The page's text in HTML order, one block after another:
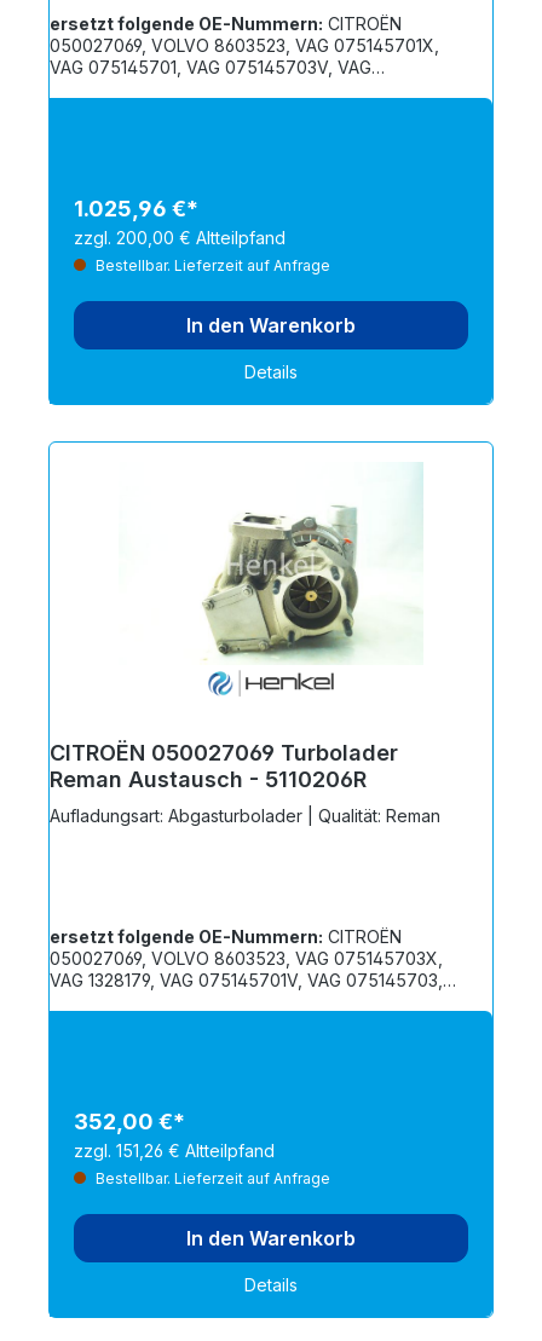
ersetzt folgende OE-Nummern:
050027069, VOLVO 8603523, VAG 075145701X,
VAG 075145701, VAG 075145703V, VAG
1.025,96 €*
zzgl. 200,00 € Altteilpfand
Bestellbar. Lieferzeit auf Anfrage
In den Warenkorb
Details
CITROËN 050027069 Turbolader
Reman Austausch - 5110206R
Aufladungsart: Abgasturbolader | Qualität: Reman
ersetzt folgende OE-Nummern:
050027069, VOLVO 8603523, VAG 075145703X,
VAG 1328179, VAG 075145701V, VAG 075145703,
352,00 €*
zzgl. 151,26 € Altteilpfand
Bestellbar. Lieferzeit auf Anfrage
In den Warenkorb
Details